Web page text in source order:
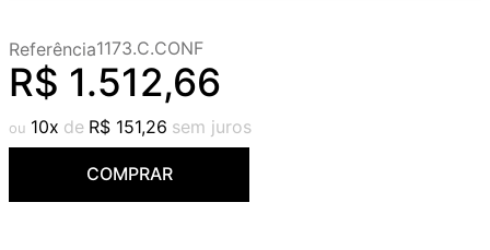
Referência1173.C.CONF
R$ 1.512,66
10 R$ 151,26
COMPRAR
10º cobre escovado